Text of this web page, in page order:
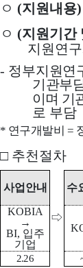
ㅇ (지원내용)
ㅇ (지원기간
지원연
- 정부지원연
기관부
이며 기
로 부담
* 연구개발비 =
□ 추천절차
사업안내
⇨
수
KOBIA
→
BI, 입주
기업
2.26